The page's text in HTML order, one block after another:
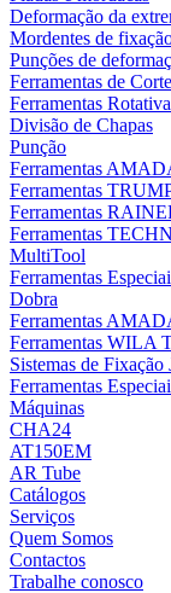
Deformação da
Mordentes de
Punções de
Ferramentas de Corte
Ferramentas
Divisão de Chapas
Punção
Ferramentas
Ferramentas
Ferramentas
Ferramentas
MultiTool
Ferramentas
Dobra
Ferramentas
Ferramentas WILA
Sistemas de Fixação
Ferramentas
Máquinas
CHA24
AT150EM
AR Tube
Catálogos
Serviços
Quem Somos
Contactos
Trabalhe conosco